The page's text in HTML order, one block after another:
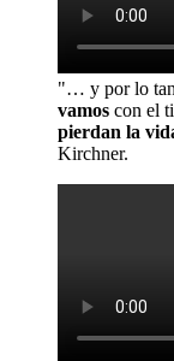
"… y por lo
vamos con el
pierdan la
Kirchner.